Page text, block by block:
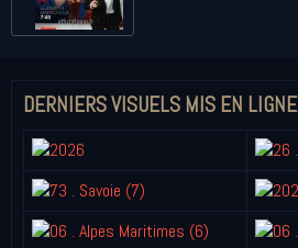
DERNIERS VISUELS MIS EN LIGNE